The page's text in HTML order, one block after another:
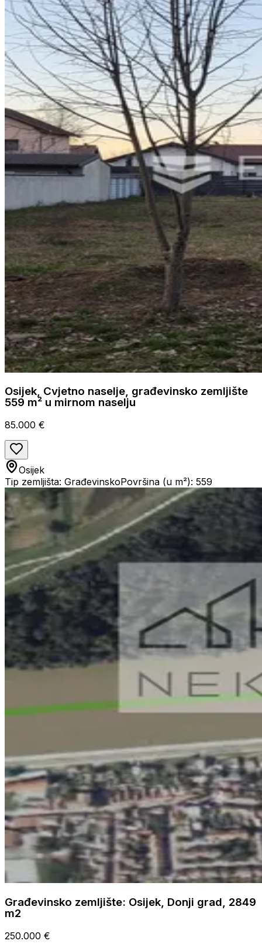
Osijek, Cvjetno naselje, građevinsko zemljište
559 m² u mirnom naselju
85.000 €
Osijek
Tip zemljišta: GrađevinskoPovršina (u m²): 559
Građevinsko zemljište: Osijek, Donji grad, 2849
m2
250.000 €